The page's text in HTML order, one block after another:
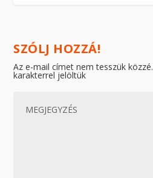
SZÓLJ HOZZÁ!
Az e-mail címet nem tesszük közzé.
karakterrel jelöltük